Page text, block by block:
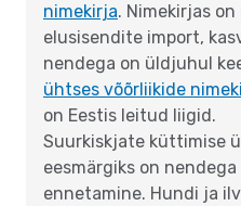
nimekirja. Nimekirjas
elusisendite import,
nendega on üldjuhul
ühtses võõrliikide
on Eestis leitud liigid.
Suurkiskjate küttimise
eesmärgiks on
ennetamine. Hundi ja